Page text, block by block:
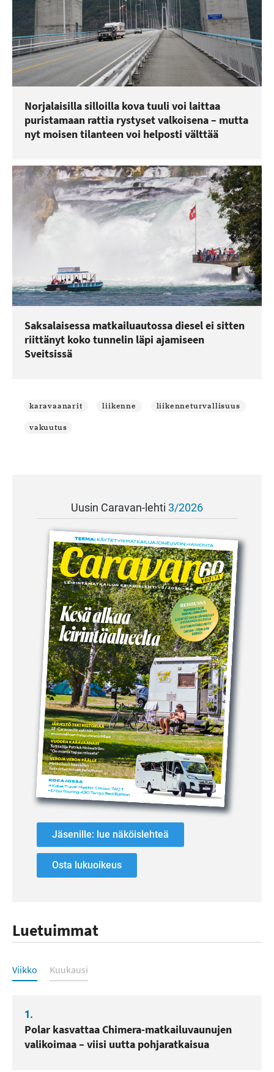
Norjalaisilla silloilla kova tuuli voi laittaa
puristamaan rattia rystyset valkoisena – mutta
nyt moisen tilanteen voi helposti välttää
Saksalaisessa matkailuautossa diesel ei sitten
riittänyt koko tunnelin läpi ajamiseen
Sveitsissä
karavaanarit liikenne liikenneturvallisuus
vakuutus
Uusin Caravan-lehti 3/2026
Jäsenille: lue näköislehteä
Osta lukuoikeus
Luetuimmat
Luetuimmat
Viikko Kuukausi
1.
Polar kasvattaa Chimera-matkailuvaunujen
valikoimaa – viisi uutta pohjaratkaisua